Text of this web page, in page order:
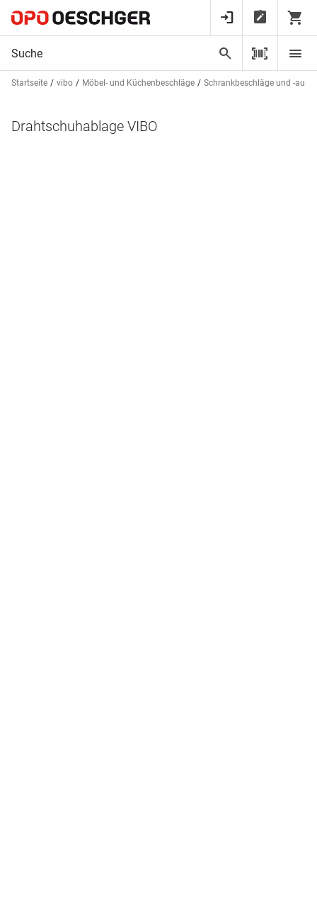
Startseite vibo Möbel- und Küchenbeschläge Schrankbeschläge und -
Drahtschuhablage VIBO